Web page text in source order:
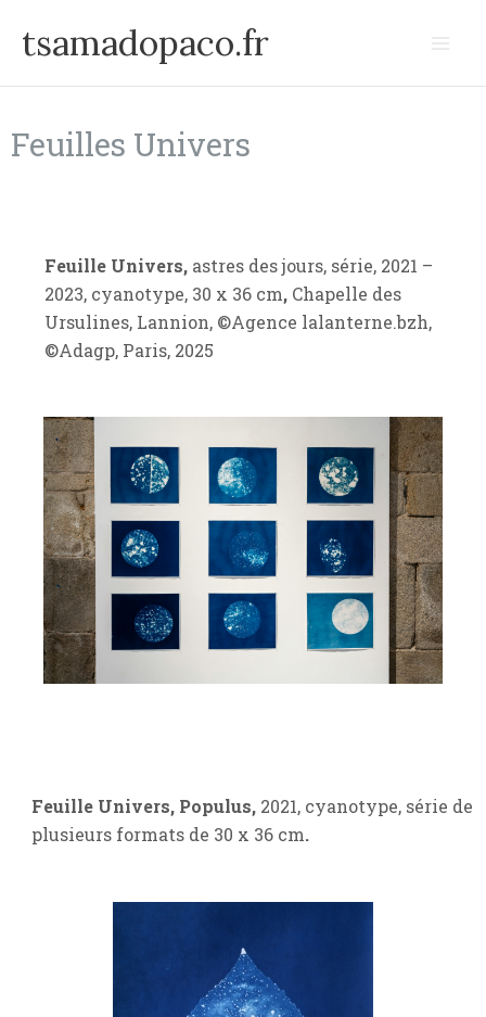
tsamadopaco.fr
Feuilles Univers
Feuille Univers, astres des jours, série, 2021 –
2023, cyanotype, 30 x 36 cm, Chapelle des
Ursulines, Lannion, ©Agence lalanterne.bzh,
©Adagp, Paris, 2025
Feuille Univers, Populus, 2021, cyanotype, série de
plusieurs formats de 30 x 36 cm.